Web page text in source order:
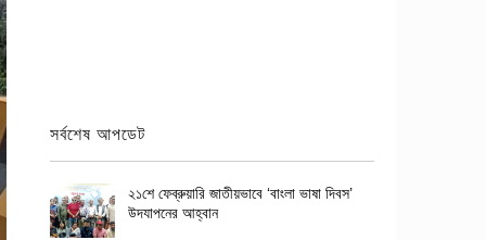
সর্বশেষ আপডেট
২১শে ফেব্রুয়ারি জাতীয়ভাবে ‘বাংলা ভাষা দিবস’
উদযাপনের আহ্বান